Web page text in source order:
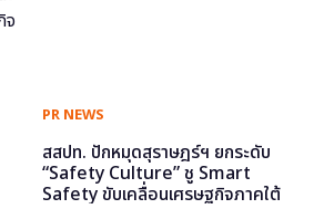
PR NEWS
สสปท. ปักหมุดสุราษฎร์ฯ ยกระดับ
“Safety Culture” ชู Smart
Safety ขับเคลื่อนเศรษฐกิจภาคใต้